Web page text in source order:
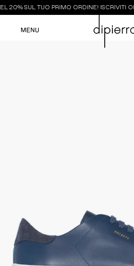
20% SUL TUO PRIMO ORDINE! ISCRIVITI
MENU